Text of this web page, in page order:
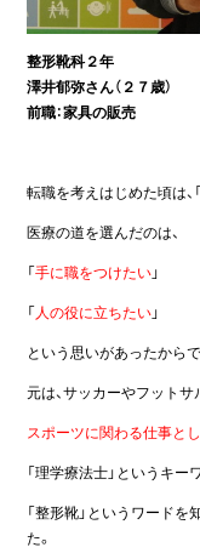
整形靴科２年
澤井郁弥さん（２７歳）
前職：家具の販売
転職を考えはじめた頃は、
医療の道を選んだのは、
「手に職をつけたい」
「人の役に立ちたい」
という思いがあったからで
元は、サッカーやフットサ
スポーツに関わる仕事と
「理学療法士」というキー
「整形靴」というワード
た。